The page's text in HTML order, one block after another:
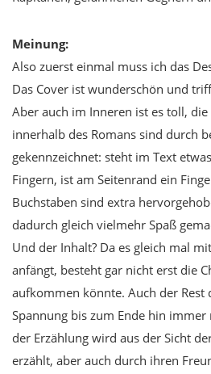
Meinung:
Also zuerst einmal muss ich das
Das Cover ist wunderschön und
Aber auch im Inneren ist es toll,
innerhalb des Romans sind durch
gekennzeichnet: steht im Text
Fingern, ist am Seitenrand ein
Buchstaben sind extra
dadurch gleich vielmehr Spaß
Und der Inhalt? Da es gleich mal
anfängt, besteht gar nicht erst die
aufkommen könnte. Auch der Rest
Spannung bis zum Ende hin
der Erzählung wird aus der Sicht
erzählt, aber auch durch ihren